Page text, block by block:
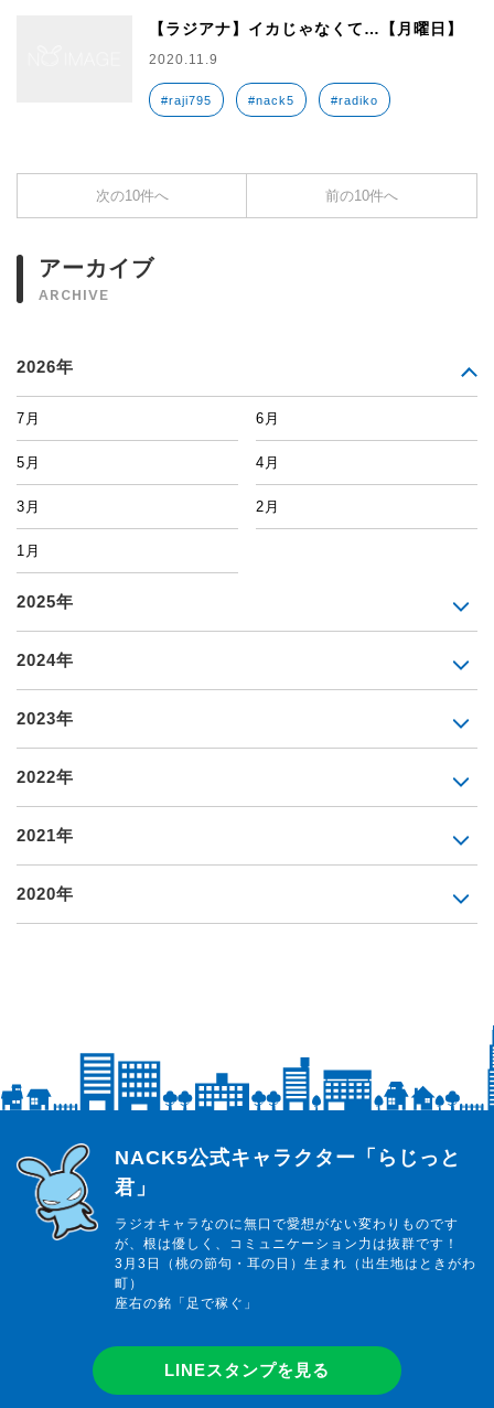
【ラジアナ】イカじゃなくて…【月曜日】
2020.11.9
#raji795 #nack5 #radiko
次の10件へ 前の10件へ
アーカイブ
ARCHIVE
2026年
7月 6月
5月 4月
3月 2月
1月
2025年
2024年
2023年
2022年
2021年
2020年
らじっと君
NACK5公式キャラクター「らじっと
君」
ラジオキャラなのに無口で愛想がない変わりものです
が、根は優しく、コミュニケーション力は抜群です！
3月3日（桃の節句・耳の日）生まれ（出生地はときがわ
町）
座右の銘「足で稼ぐ」
LINEスタンプを見る